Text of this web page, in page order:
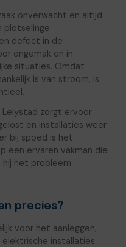
onverwacht en altijd
plotselinge
defect in de
ongemak en in
situaties. Omdat
is van stroom, is
Lelystad zorgt ervoor
en installaties weer
bij spoed is het
een ervaren vakman die
het probleem
precies?
voor het aanleggen,
installaties.